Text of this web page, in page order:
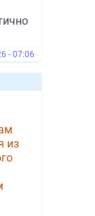
- 07:06
из